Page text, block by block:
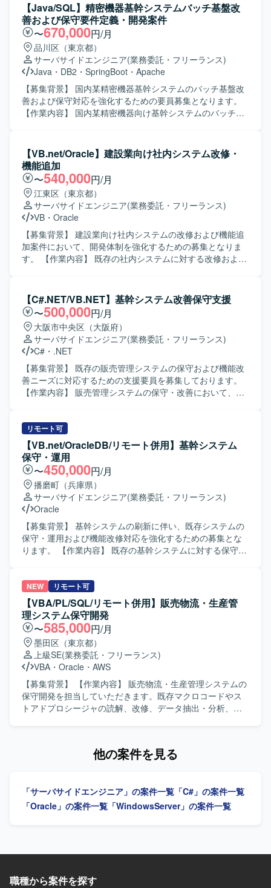
【Java/SQL】精密機器基幹システムバッチ基盤改
善および保守要件定義・開発案件
〜670,000円/月
品川区（東京都）
サーバサイドエンジニア(業務委託・フリーランス)
Java ・ DB2 ・ SpringBoot ・ Apache
【募集背景】 国内某精密機器基幹システムのバッチ基盤改
善および保守対応を強化するための要員募集となります。
【作業内容】 国内某精密機器向け基幹システムのバッチ基
に対応していただきます。 REST APIベースのJavaバッチ
処理や、SQLストアドプロシージャを用いた処理の設計・
実装・改修を行っていただきます。 お客様との直接のコミ
ュニケーションを通じて要件ヒアリングや仕様調整を行
い、システム品質向上に向けた改善提案も行っていただき
ます。 【求める人物像】 技術的な課題に対して前向きかつ
柔軟に取り組み、自らコミュニケーションを取りながら業
務を推進できる方を求めております。 要件定義など上流工
程にも主体的に関わり、長期的な視点でシステム改善に貢
献していただける方が望ましいです。 【ポジションの魅
積むことができます。 REST APIベースのバッチやSpring
Boot、DB2 for i、Apache Airflowなどの技術に触れながら、
バッチ基盤の設計スキルやパフォーマンスチューニングの
知見を高めることができます。 【開発環境】 Javaを中心と
したバッチ基盤環境を想定しており、REST APIベースのア
ーキテクチャやSQLストアドプロシージャを活用した構成
となります。 今後、Spring BootやJDK21以上、DB2 for i、
Apache Airflow、Python、生成AIツールなどの活用も見込ま
れております。
【VB.net/Oracle】建設業向け社内システム改修・
機能追加
〜540,000円/月
江東区（東京都）
サーバサイドエンジニア(業務委託・フリーランス)
VB ・ Oracle
【募集背景】 建設業向け社内システムの改修および機能追
加案件において、開発体制を強化するための募集となりま
す。 【作業内容】 既存の社内システムに対する改修および
していただきます。また、必要に応じて顧客との打ち合わ
せに同席し、要件や仕様の確認を行っていただきます。
【求める人物像】 担当する業務範囲を主体的に遂行でき、
関係者とのコミュニケーションを取りながら進行できる方
を求めております。仕様や要件の変化にも柔軟に対応し、
責任感を持って品質確保に取り組んでいただける方が望ま
しいです。 【ポジションの魅力】 既存システムの改修・機
能追加を通じて、業務理解を深めながら上流から下流まで
一連の工程に関わることができます。顧客との打ち合わせ
VB.net（Windows Forms）およびOracleを用いた環境での
開発となります。バージョン管理にはGitを利用いたしま
す。
【C#.NET/VB.NET】基幹システム改善保守支援
〜500,000円/月
大阪市中央区（大阪府）
サーバサイドエンジニア(業務委託・フリーランス)
C# ・ .NET
【募集背景】 既存の販売管理システムの保守および機能改
善ニーズに対応するための支援要員を募集しております。
【作業内容】 販売管理システムの保守・改善において、要
規機能追加などを行っていただきます。 【求める人物像】
主体的に業務を推進し、前向きかつ柔軟に対応できる方を
求めております。 【ポジションの魅力】 上流工程からリリ
ースまで一連の工程に携わることができ、基幹系システム
の保守・改善を通じて業務知識と開発スキルの双方を高め
ていただけます。 【開発環境】 C#.NET、VB.NETを用いた
販売管理システムの開発・保守環境となります。
リモート可
【VB.net/OracleDB/リモート併用】基幹システム
保守・運用
〜450,000円/月
播磨町（兵庫県）
サーバサイドエンジニア(業務委託・フリーランス)
Oracle
【募集背景】 基幹システムの刷新に伴い、既存システムの
保守・運用および機能改修対応を強化するための募集とな
ります。 【作業内容】 既存の基幹システムに対する保守・
いただきます。VB.netおよびOracleDBを用いたプログラム
開発や改修を行い、単体テストから新基幹システムとの結
合テストまで一連の工程をご担当いただきます。 【求める
人物像】 コミュニケーションが円滑に取れる方を求めてお
ります。問題意識を持ち、主体的に業務に取り組める方に
マッチするポジションです。 【ポジションの魅力】 基幹シ
ステム刷新に関わるため、既存システムの保守・運用のみ
ならず、改修や結合テストなどを通じて上流から下流まで
一連の開発プロセスに携わることができます。VB.netおよ
びOracleDBを中心とした業務システム開発の経験を深める
ことができます。 【開発環境】 VB.netおよびOracleDBを
NEW リモート可
【VBA/PL/SQL/リモート併用】販売物流・生産管
理システム保守開発
〜585,000円/月
墨田区（東京都）
上級SE(業務委託・フリーランス)
VBA ・ Oracle ・ AWS
【募集背景】 【作業内容】 販売物流・生産管理システムの
保守開発を担当していただきます。既存マクロコードやス
トアドプロシージャの読解、改修、データ抽出・分析、業
連携できる方を求めています。 【ポジションの魅力】 販売
Oracle（PL/SQL）を使用します。
他の案件を見る
「サーバサイドエンジニア」の案件一覧 「C#」の案件一覧
「Oracle」の案件一覧 「WindowsServer」の案件一覧
職種から案件を探す